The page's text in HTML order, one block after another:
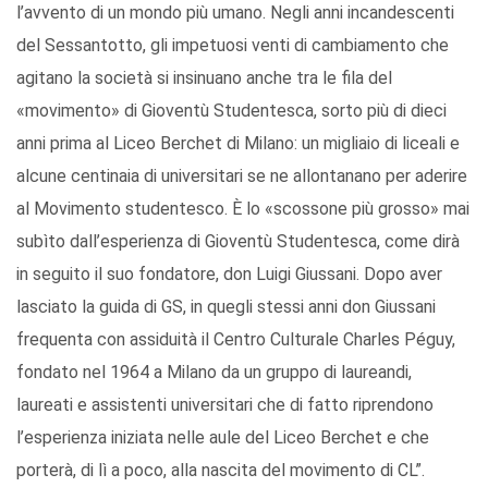
l’avvento di un mondo più umano. Negli anni incandescenti
del Sessantotto, gli impetuosi venti di cambiamento che
agitano la società si insinuano anche tra le fila del
«movimento» di Gioventù Studentesca, sorto più di dieci
anni prima al Liceo Berchet di Milano: un migliaio di liceali e
alcune centinaia di universitari se ne allontanano per aderire
al Movimento studentesco. È lo «scossone più grosso» mai
subìto dall’esperienza di Gioventù Studentesca, come dirà
in seguito il suo fondatore, don Luigi Giussani. Dopo aver
lasciato la guida di GS, in quegli stessi anni don Giussani
frequenta con assiduità il Centro Culturale Charles Péguy,
fondato nel 1964 a Milano da un gruppo di laureandi,
laureati e assistenti universitari che di fatto riprendono
l’esperienza iniziata nelle aule del Liceo Berchet e che
porterà, di lì a poco, alla nascita del movimento di CL”.